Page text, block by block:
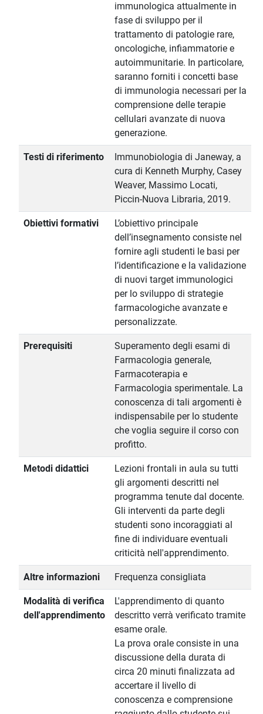
immunologica attualmente in
fase di sviluppo per il
trattamento di patologie rare,
oncologiche, infiammatorie e
autoimmunitarie. In particolare,
saranno forniti i concetti base
di immunologia necessari per la
comprensione delle terapie
cellulari avanzate di nuova
generazione.
Testi di riferimento
Immunobiologia di Janeway, a
cura di Kenneth Murphy, Casey
Weaver, Massimo Locati,
Piccin-Nuova Libraria, 2019.
Obiettivi formativi
L’obiettivo principale
dell’insegnamento consiste nel
fornire agli studenti le basi per
l’identificazione e la validazione
di nuovi target immunologici
per lo sviluppo di strategie
farmacologiche avanzate e
personalizzate.
Prerequisiti
Superamento degli esami di
Farmacologia generale,
Farmacoterapia e
Farmacologia sperimentale. La
conoscenza di tali argomenti è
indispensabile per lo studente
che voglia seguire il corso con
profitto.
Metodi didattici
Lezioni frontali in aula su tutti
gli argomenti descritti nel
programma tenute dal docente.
Gli interventi da parte degli
studenti sono incoraggiati al
fine di individuare eventuali
criticità nell'apprendimento.
Altre informazioni Frequenza consigliata
Modalità di verifica
dell'apprendimento
L'apprendimento di quanto
descritto verrà verificato tramite
esame orale.
La prova orale consiste in una
discussione della durata di
circa 20 minuti finalizzata ad
accertare il livello di
conoscenza e comprensione